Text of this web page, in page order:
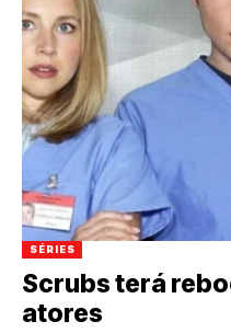
SÉRIES
Scrubs terá
atores